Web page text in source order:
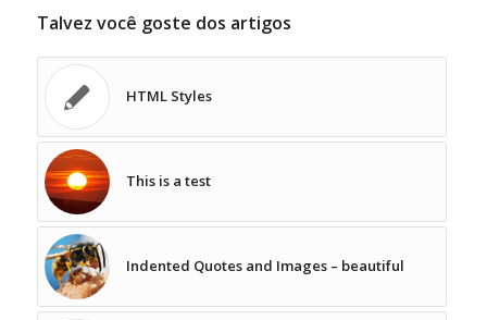
Talvez você goste dos artigos
HTML Styles
This is a test
Indented Quotes and Images – beautiful